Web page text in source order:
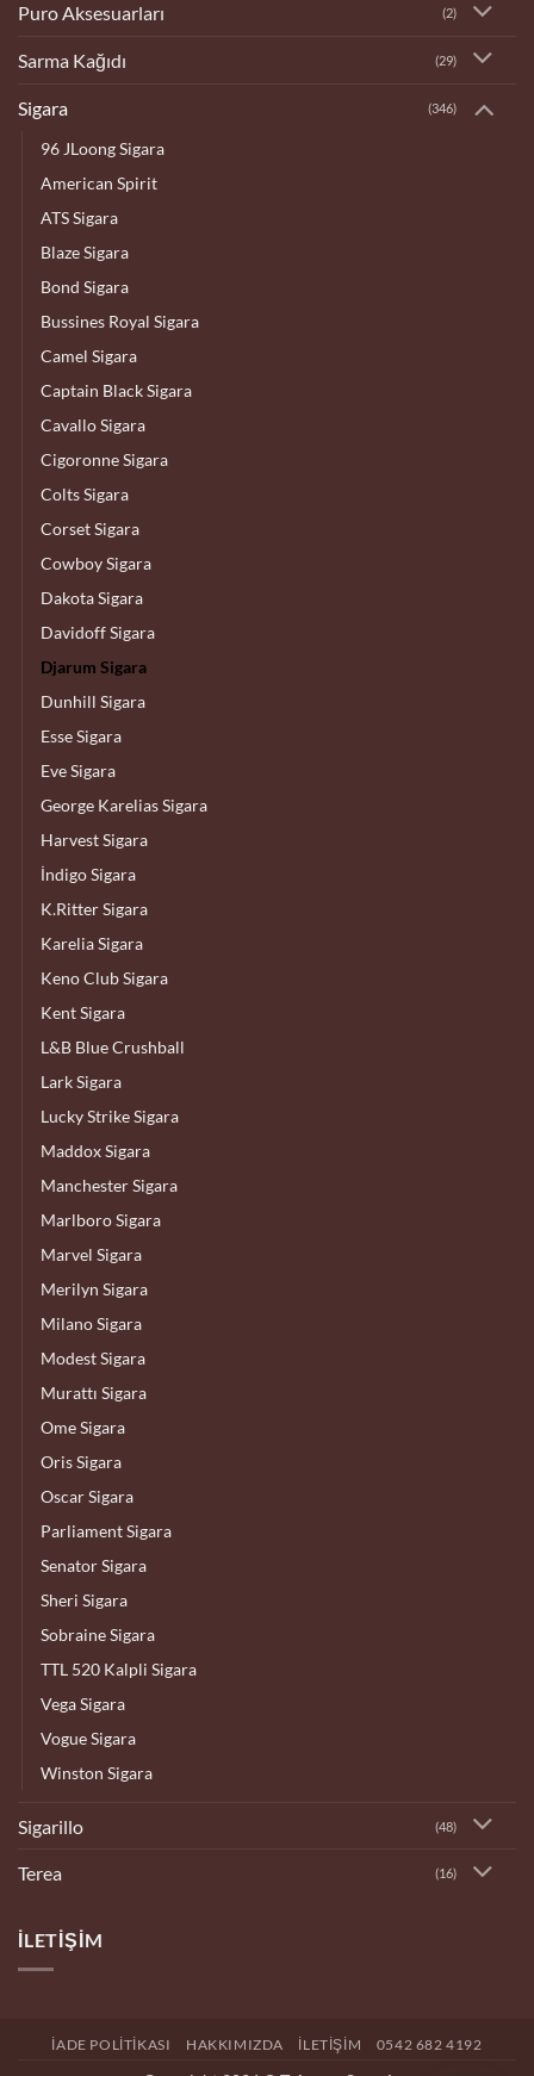
Puro Aksesuarları (2)
Sarma Kağıdı (29)
Sigara (346)
96 JLoong Sigara
American Spirit
ATS Sigara
Blaze Sigara
Bond Sigara
Bussines Royal Sigara
Camel Sigara
Captain Black Sigara
Cavallo Sigara
Cigoronne Sigara
Colts Sigara
Corset Sigara
Cowboy Sigara
Dakota Sigara
Davidoff Sigara
Djarum Sigara
Dunhill Sigara
Esse Sigara
Eve Sigara
George Karelias Sigara
Harvest Sigara
İndigo Sigara
K.Ritter Sigara
Karelia Sigara
Keno Club Sigara
Kent Sigara
L&B Blue Crushball
Lark Sigara
Lucky Strike Sigara
Maddox Sigara
Manchester Sigara
Marlboro Sigara
Marvel Sigara
Merilyn Sigara
Milano Sigara
Modest Sigara
Murattı Sigara
Ome Sigara
Oris Sigara
Oscar Sigara
Parliament Sigara
Senator Sigara
Sheri Sigara
Sobraine Sigara
TTL 520 Kalpli Sigara
Vega Sigara
Vogue Sigara
Winston Sigara
Sigarillo (48)
Terea (16)
İLETIŞIM
İADE POLITIKASI HAKKIMIZDA İLETIŞIM 0542 682 4192